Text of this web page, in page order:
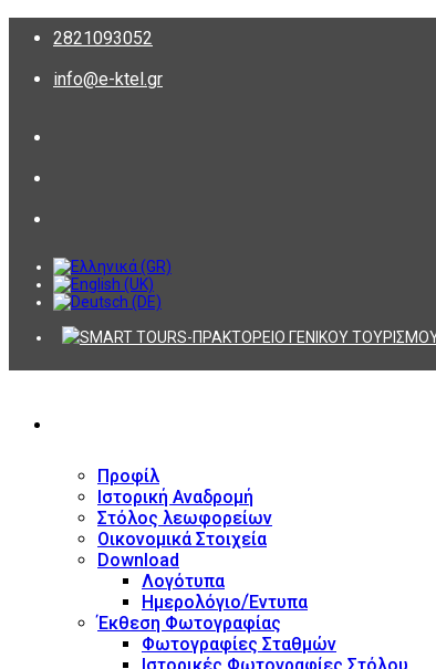
2821093052
info@e-ktel.gr
Προφίλ
Ιστορική Αναδρομή
Στόλος λεωφορείων
Οικονομικά Στοιχεία
Download
Λογότυπα
Ημερολόγιο/Έντυπα
Έκθεση Φωτογραφίας
Φωτογραφίες Σταθμών